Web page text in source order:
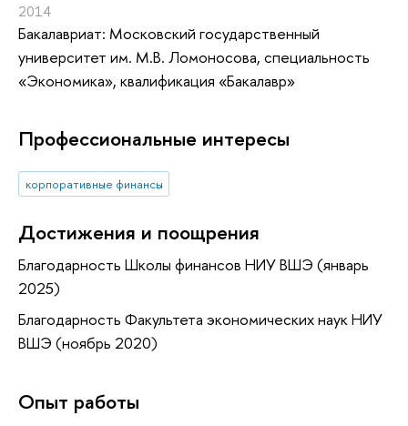
2014
Бакалавриат: Московский государственный
университет им. М.В. Ломоносова, специальность
«Экономика», квалификация «Бакалавр»
Профессиональные интересы
корпоративные финансы
Достижения и поощрения
Благодарность Школы финансов НИУ ВШЭ (январь
2025)
Благодарность Факультета экономических наук НИУ
ВШЭ (ноябрь 2020)
Опыт работы